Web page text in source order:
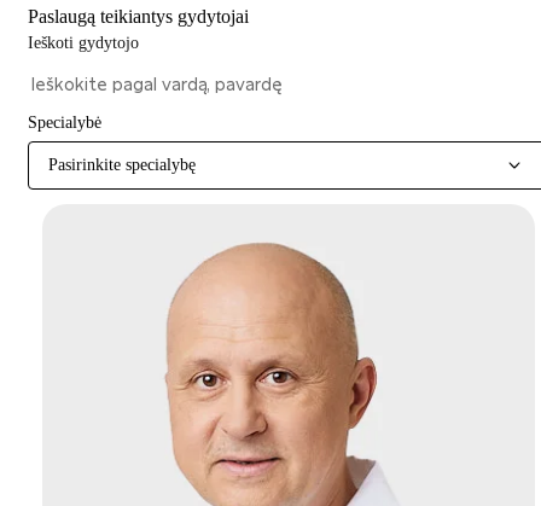
Paslaugą teikiantys gydytojai
Ieškoti gydytojo
Specialybė
Pasirinkite specialybę